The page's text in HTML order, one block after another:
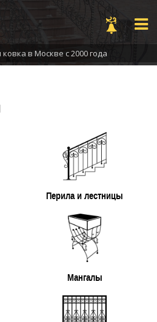
в Москве с 2000 года
Перила и лестницы
Мангалы